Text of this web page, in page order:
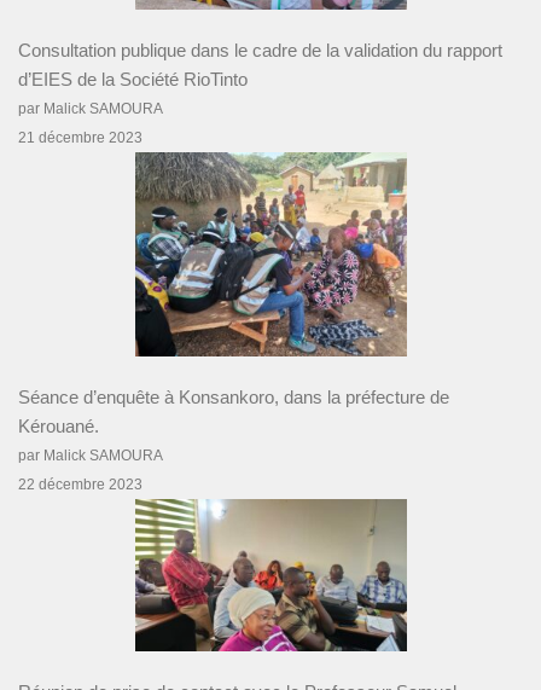
Consultation publique dans le cadre de la validation du rapport
d’EIES de la Société RioTinto
par Malick SAMOURA
21 décembre 2023
Séance d’enquête à Konsankoro, dans la préfecture de
Kérouané.
par Malick SAMOURA
22 décembre 2023